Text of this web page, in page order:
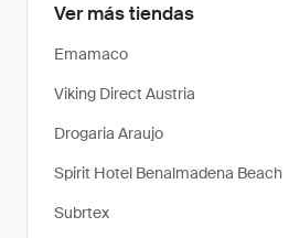
Ver más tiendas
Emamaco
Viking Direct Austria
Drogaria Araujo
Spirit Hotel Benalmadena Beach
Subrtex